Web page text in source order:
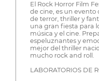
El Rock Horror Film
de cine, es un
de terror, thriller y
una gran fiesta para
música y el cine.
espeluznantes y
mejor del thriller
mucho rock and roll.
LABORATORIOS DE